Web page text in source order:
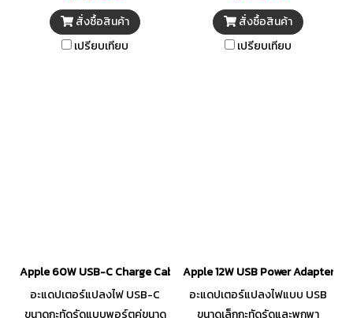
ด้วยกัน อีกทั้งยังรองรับการชาร์จ
ได้สูงสุดถึง 240 วัตต์ และถ่าย
โอนข้อมูลด้วยความเร็วระดับ USB
สั่งซื้อสินค้า
เปรียบเทียบ
ออกแบบมาเพื่อให้ได้เสียงที่มี
คุณภาพสูง EarPods (USB-C)
ยังมีรีโมทในตัวที่ให้คุณปรับระดับ
สั่งซื้อสินค้า
เปรียบเทียบ
Apple 60W USB-C Charge Cable (1m)
อะแดปเตอร์แปลงไฟ USB-C
ขนาดกะทัดรัดแบบพอร์ตคู่ขนาด
Apple 12W USB Power Adapter
อะแดปเตอร์แปลงไฟแบบ USB
ขนาดเล็กกะทัดรัดและพกพา